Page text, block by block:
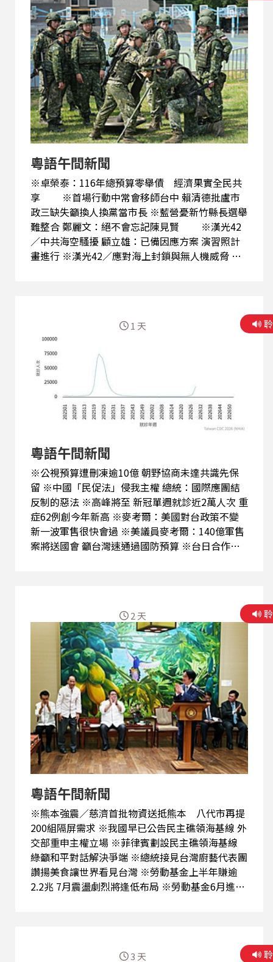
粵語午間新聞
※卓榮泰：116年總預算零舉債 經濟果實全民共
享 ※首場行動中常會移師台中 賴清德批盧市
政三缺失籲換人換黨當市長 ※藍營憂新竹縣長選舉
難整合 鄭麗文：絕不會忘記陳見賢 ※漢光42
／中共海空騷擾 顧立雄：已備因應方案 演習照計
畫進行 ※漢光42／應對海上封鎖與無人機威脅 顧
※推南北韓關係解凍 南韓統一部提議停止稱北韓為
「主要敵人」 ※俄羅斯飛彈連襲基輔 烏克蘭全沒
攔到至少17死
粵語午間新聞
※公視預算遭刪凍逾10億 朝野協商未達共識先保
留 ※中國「民促法」侵我主權 總統：國際應團結
反制的惡法 ※高峰將至 新冠單週就診近2萬人次 重
症62例創今年新高 ※麥考爾：美國對台政策不變
新一波軍售很快會過 ※美議員麥考爾：140億軍售
案將送國會 籲台灣速通過國防預算 ※台日合作達
1 天
粵語午間新聞
※熊本強震／慈濟首批物資送抵熊本 八代市再提
200組隔屏需求 ※我國早已公告民主礁領海基線 外
交部重申主權立場 ※菲律賓劃設民主礁領海基線
綠籲和平對話解決爭端 ※總統接見台灣廚藝代表團
讚揚美食讓世界看見台灣 ※勞動基金上半年賺逾
2.2兆 7月震盪劇烈將逢低布局 ※勞動基金6月進帳
2 天
3 天